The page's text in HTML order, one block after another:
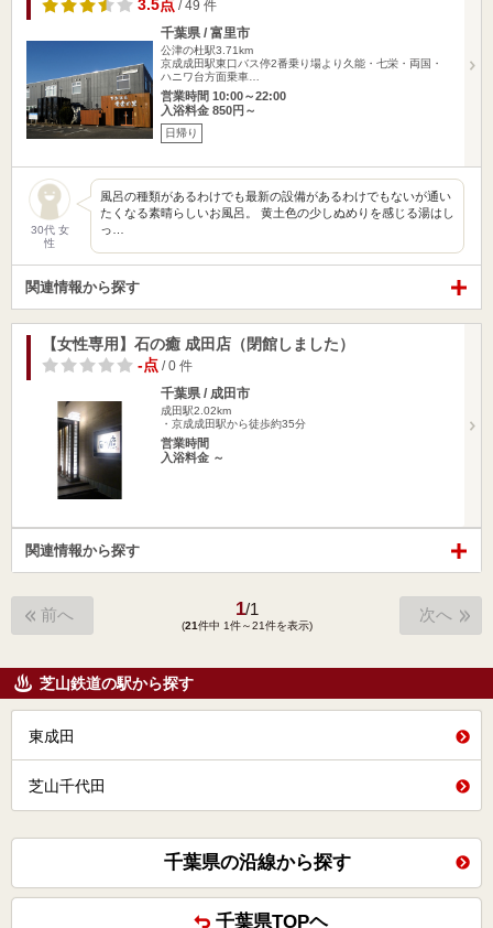
3.5点 / 49 件
千葉県 / 富里市
公津の杜駅3.71km
京成成田駅東口バス停2番乗り場より久能・七栄・両国・
ハニワ台方面乗車…
営業時間 10:00～22:00
入浴料金 850円～
日帰り
30代 女
性
風呂の種類があるわけでも最新の設備があるわけでもないが通い
たくなる素晴らしいお風呂。 黄土色の少しぬめりを感じる湯はし
っ…
関連情報から探す
【女性専用】石の癒 成田店（閉館しました）
-点 / 0 件
千葉県 / 成田市
成田駅2.02km
・京成成田駅から徒歩約35分
営業時間
入浴料金 ～
関連情報から探す
前へ 1/1
(21件中 1件～21件を表示)
次へ
芝山鉄道の駅から探す
東成田
芝山千代田
千葉県の沿線から探す
千葉県TOPヘ